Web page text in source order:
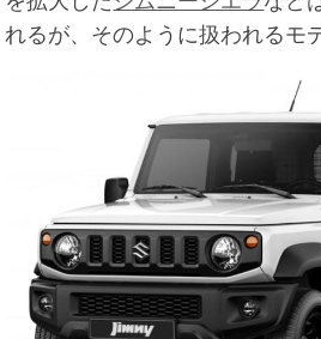
れるが、そのように扱われるモ